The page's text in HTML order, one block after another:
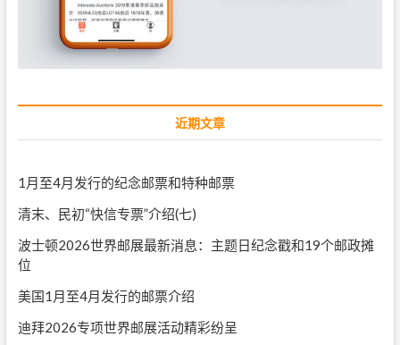
近期文章
1月至4月发行的纪念邮票和特种邮票
清末、民初“快信专票”介绍(七)
波士顿2026世界邮展最新消息：主题日纪念戳和19个邮政摊
位
美国1月至4月发行的邮票介绍
迪拜2026专项世界邮展活动精彩纷呈